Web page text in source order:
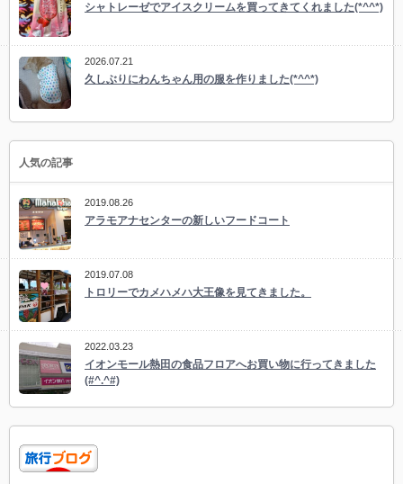
シャトレーゼでアイスクリームを買ってきてくれました(*^^*)
2026.07.21
久しぶりにわんちゃん用の服を作りました(*^^*)
人気の記事
2019.08.26
アラモアナセンターの新しいフードコート
2019.07.08
トロリーでカメハメハ大王像を見てきました。
2022.03.23
イオンモール熱田の食品フロアへお買い物に行ってきました
(#^.^#)